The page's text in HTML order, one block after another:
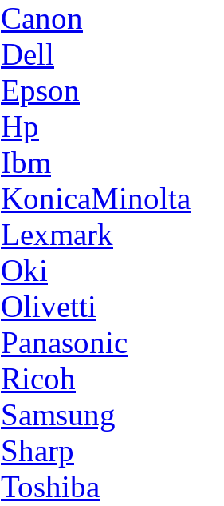
Canon
Dell
Epson
Hp
Ibm
KonicaMinolta
Lexmark
Oki
Olivetti
Panasonic
Ricoh
Samsung
Sharp
Toshiba